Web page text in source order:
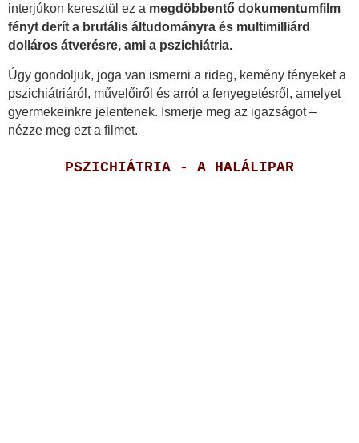
interjúkon keresztül ez a megdöbbentő dokumentumfilm
fényt derít a brutális áltudományra és multimilliárd
dolláros átverésre, ami a pszichiátria.
Úgy gondoljuk, joga van ismerni a rideg, kemény tényeket a
pszichiátriáról, művelőiről és arról a fenyegetésről, amelyet
gyermekeinkre jelentenek. Ismerje meg az igazságot –
nézze meg ezt a filmet.
PSZICHIÁTRIA - A HALÁLIPAR